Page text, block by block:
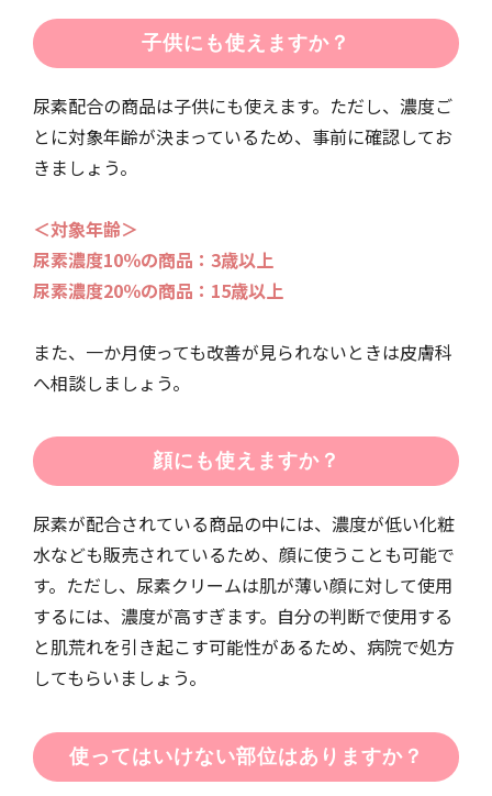
子供にも使えますか？
尿素配合の商品は子供にも使えます。ただし、濃度ご
とに対象年齢が決まっているため、事前に確認してお
きましょう。
＜対象年齢＞
尿素濃度10％の商品：3歳以上
尿素濃度20％の商品：15歳以上
また、一か月使っても改善が見られないときは皮膚科
へ相談しましょう。
顔にも使えますか？
尿素が配合されている商品の中には、濃度が低い化粧
水なども販売されているため、顔に使うことも可能で
す。ただし、尿素クリームは肌が薄い顔に対して使用
するには、濃度が高すぎます。自分の判断で使用する
と肌荒れを引き起こす可能性があるため、病院で処方
してもらいましょう。
使ってはいけない部位はありますか？